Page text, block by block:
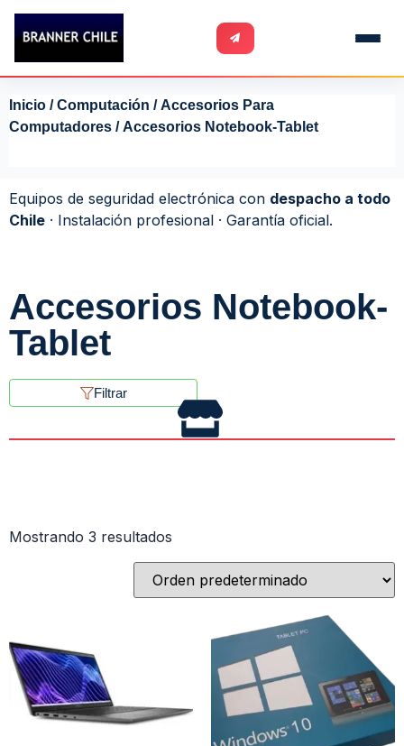
Inicio /Computación /Accesorios Para
Computadores / Accesorios Notebook-Tablet
Equipos de seguridad electrónica con despacho a todo
Chile · Instalación profesional · Garantía oficial.
Accesorios Notebook-
Tablet
Filtrar
Mostrando 3 resultados